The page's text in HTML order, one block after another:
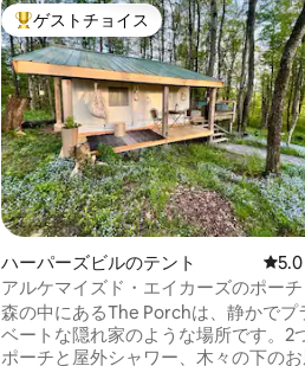
大好評のゲストチョイスです。
ゲストチョイス
ハーパーズビルのテント レビ
アルケマイズド・エイカーズのポーチ
森の中にあるThe Porchは、静かでプ
ベートな隠れ家のような場所です。2
ポーチと屋外シャワー、木々の下の